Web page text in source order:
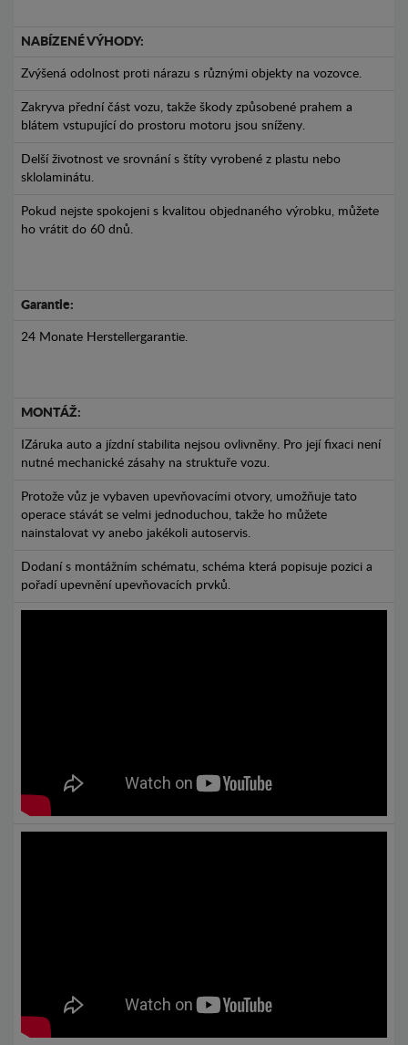
NABÍZENÉ VÝHODY:
Zvýšená odolnost proti nárazu s různými objekty na vozovce.
Zakryva přední část vozu, takže škody způsobené prahem a
blátem vstupující do prostoru motoru jsou sníženy.
Delší životnost ve srovnání s štíty vyrobené z plastu nebo
sklolaminátu.
Pokud nejste spokojeni s kvalitou objednaného výrobku, můžete
ho vrátit do 60 dnů.
Garantie:
24 Monate Herstellergarantie.
MONTÁŽ:
IZáruka auto a jízdní stabilita nejsou ovlivněny. Pro její fixaci není
nutné mechanické zásahy na struktuře vozu.
Protože vůz je vybaven upevňovacími otvory, umožňuje tato
operace stávát se velmi jednoduchou, takže ho můžete
nainstalovat vy anebo jakékoli autoservis.
Dodaní s montážním schématu, schéma která popisuje pozici a
pořadí upevnění upevňovacích prvků.